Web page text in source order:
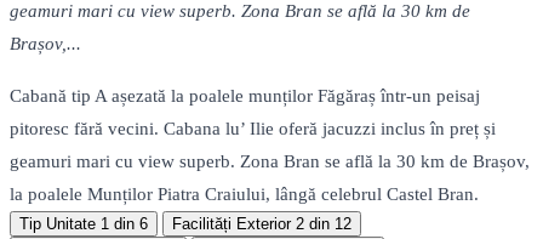
geamuri mari cu view superb. Zona Bran se află la 30 km de
Brașov,...
Cabană tip A așezată la poalele munților Făgăraș într-un peisaj
pitoresc fără vecini. Cabana lu’ Ilie oferă jacuzzi inclus în preț și
geamuri mari cu view superb. Zona Bran se află la 30 km de Brașov,
la poalele Munților Piatra Craiului, lângă celebrul Castel Bran.
Tip Unitate 1 din 6 Facilități Exterior 2 din 12